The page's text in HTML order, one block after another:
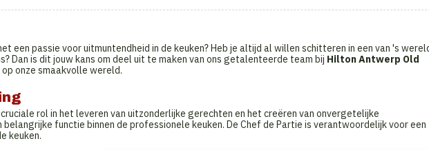
een passie voor uitmuntendheid in de keuken? Heb je altijd al willen schitteren in een van 's
Dan is dit jouw kans om deel uit te maken van ons getalenteerde team bij Hilton Antwerp Old
onze smaakvolle wereld.
rol in het leveren van uitzonderlijke gerechten en het creëren van onvergetelijke
functie binnen de professionele keuken. De Chef de Partie is verantwoordelijk voor een
keuken.